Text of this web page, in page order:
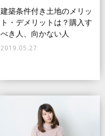
建築条件付き土地のメリッ
ト・デメリットは？購入す
べき人、向かない人
2019.05.27